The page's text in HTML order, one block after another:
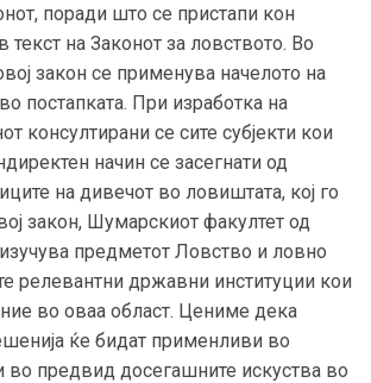
поради што се пристапи кон
текст на Законот за ловството. Во
закон се применува начелото на
постапката. При изработка на
консултирани се сите субјекти кои
начин се засегнати од
на дивечот во ловиштата, кој го
закон, Шумарскиот факултет од
изучува предметот Ловство и ловно
релевантни државни институции кои
во оваа област. Цениме дека
ќе бидат применливи во
во предвид досегашните искуства во